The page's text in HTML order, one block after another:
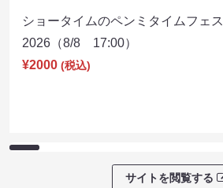
ショータイムのペンミタイムフェス
2026（8/8 17:00）
¥2000 (税込)
サイトを閲覧する